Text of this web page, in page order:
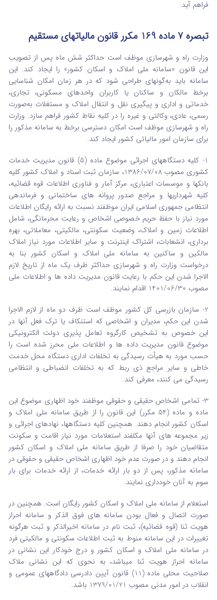
فراهم آید.
تبصره 7 ماده 169 مکرر قانون مالیاتهای مستقیم
وزارت راه و شهرسازی موظف است حداکثر شش ماه پس از تصویب
این قانون «سامانه ملی املاک و اسکان کشور» را ایجاد کند. این
سامانه باید به‌گونه­ای طراحی شود که در هر زمان امکان شناسایی
برخط مالکان و ساکنان یا کاربران واحدهای مسکونی، تجاری،
خدماتی و اداری و پیگیری نقل و انتقال املاک و مستغلات به‌صورت
رسمی، عادی، وکالتی و غیره را در کلیه نقاط کشور فراهم سازد. وزارت
راه و شهرسازی موظف است امکان دسترسی برخط به سامانه مذکور را
برای سازمان امور مالیاتی کشور ایجاد کند.
1- کلیه دستگاههای اجرائی موضوع ماده (5) قانون مدیریت خدمات
کشوری مصوب 1386/07/08، سازمان ثبت اسناد و املاک کشور کلیه
بانکها و موسسات اعتباری، مرکز آمار و فناوری اطلاعات قوه قضائیه،
کلیه شهرداریها و مراجع صدور پروانه های ساختمانی و فرماندهی
انتظامی جمهوری اسلامی ایران موظفند نسبت به ارائه رایگان اطلاعات
مورد نیاز با حفظ حریم خصوصی اشخاص و رعایت محرمانگی، شامل
اطلاعات زمین و املاک، وضعیت سکونتی، مالکیتی، معاملاتی، بهره
برداری، انشعابات، اشتراک اینترنت و سایر اطلاعات مورد نیاز املاک
مالکین و ساکنین به سامانه ملی املاک و اسکان کشور بنا به
درخواست وزارت راه و شهرسازی حداکثر ظرف یک ماه از تاریخ لازم
الاجرا شدن این حکم با رعایت قانون مدیریت داده ها و اطلاعات ملی
مصوب 1401/06/30 اقدام نمایند.
2- سازمان بازرسی کل کشور موظف است ظرف دو ماه از لازم الاجرا
شدن این حکم، مدیران و اشخاصی که استنکاف یا ترک فعل آنها در
این خصوص به تشخیص کارگروه تعامل پذیری دولت الکترونیکی
موضوع قانون مدیریت داده ها و اطلاعات ملی محرز شده است را
حسب مورد به هیأت رسیدگی به تخلفات اداری دستگاه محل خدمت
خاطی و سایر مراجع ذی ربط که به تخلفات انضباطی و انتظامی
رسیدگی می کنند، معرفی کند.
3- تمامی اشخاص حقیقی و حقوقی موظفند خود اظهاری موضوع این
ماده و ماده (54 مکرر) این قانون را از طریق سامانه ملی املاک و
اسکان کشور انجام دهند. همچنین کلیه دستگاهها، نهادهای اجرائی و
زیر مجموعه های آنها مکلفند استعلامات مورد نیاز اقامت و سکونت
متقاضیان خود را صرفا از طریق سامانه ملی املاک و اسکان کشور
انجام دهند و در صورت عدم خود اظهاری اشخاص حقیقی و حقوقی در
سامانه مذکور، پس از دو بار ارائه خدمات، از ارائه خدمات برای بار
سوم به آنان خودداری نمایند.
استعلام از سامانه ملی املاک و اسکان کشور رایگان است. همچنین در
صورت اتصال و فعال بودن سامانه های فوق الذکر و سامانه احراز
هویت ثنا (قوه قضائیه)، ثبت نام در سامانه اخیرالذکر و ثبت هرگونه
تغییرات در این سامانه منوط به ثبت اطلاعات سکونتی و مالکیتی فرد
در سامانه ملی املاک و اسکان کشور و درج خودکار این نشانی در
سامانه احراز هویت ثنا میباشد، به نحوی که این نشانی ملاک
صلاحیت محلی ماده (11) قانون آیین دادرسی دادگاههای عمومی و
انقلاب در امور مدنی مصوب 1379/01/21 باشد.